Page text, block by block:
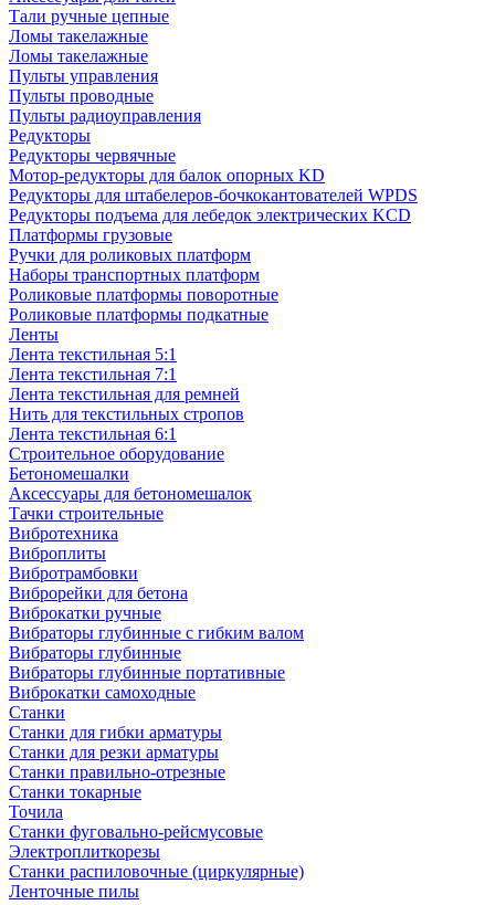
Тали ручные цепные
Ломы такелажные
Ломы такелажные
Пульты управления
Пульты проводные
Пульты радиоуправления
Редукторы
Редукторы червячные
Мотор-редукторы для балок опорных KD
Редукторы для штабелеров-бочкокантователей WPDS
Редукторы подъема для лебедок электрических KCD
Платформы грузовые
Ручки для роликовых платформ
Наборы транспортных платформ
Роликовые платформы поворотные
Роликовые платформы подкатные
Ленты
Лента текстильная 5:1
Лента текстильная 7:1
Лента текстильная для ремней
Нить для текстильных стропов
Лента текстильная 6:1
Строительное оборудование
Бетономешалки
Аксессуары для бетономешалок
Тачки строительные
Вибротехника
Виброплиты
Вибротрамбовки
Виброрейки для бетона
Виброкатки ручные
Вибраторы глубинные с гибким валом
Вибраторы глубинные
Вибраторы глубинные портативные
Виброкатки самоходные
Станки
Станки для гибки арматуры
Станки для резки арматуры
Станки правильно-отрезные
Станки токарные
Точила
Станки фуговально-рейсмусовые
Электроплиткорезы
Станки распиловочные (циркулярные)
Ленточные пилы